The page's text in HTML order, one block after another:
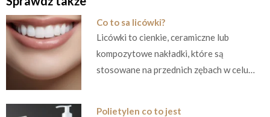
Co to sa licówki?
Licówki to cienkie, ceramiczne lub
kompozytowe nakładki, które są
stosowane na przednich zębach w celu…
Polietylen co to jest